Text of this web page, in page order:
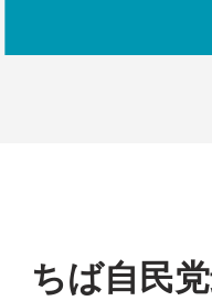
ちば自民